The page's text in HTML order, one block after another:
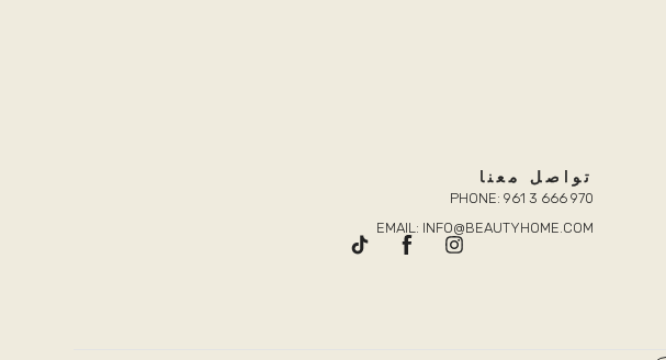
تواصل معنا
PHONE: 961 3 666 970
EMAIL: INFO@BEAUTYHOME.COM